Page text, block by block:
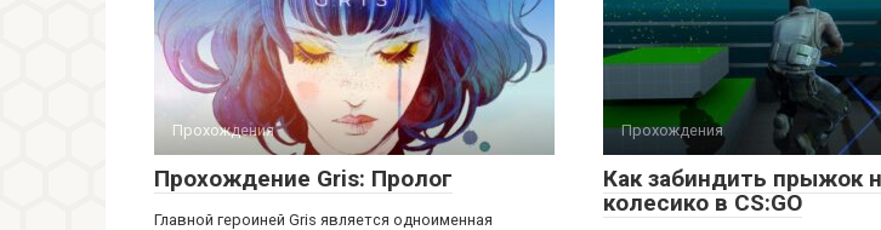
Прохождения
Прохождение Gris: Пролог
Главной героиней Gris является одноименная
Прохождения
Как забиндить прыжок
колесико в CS:GO